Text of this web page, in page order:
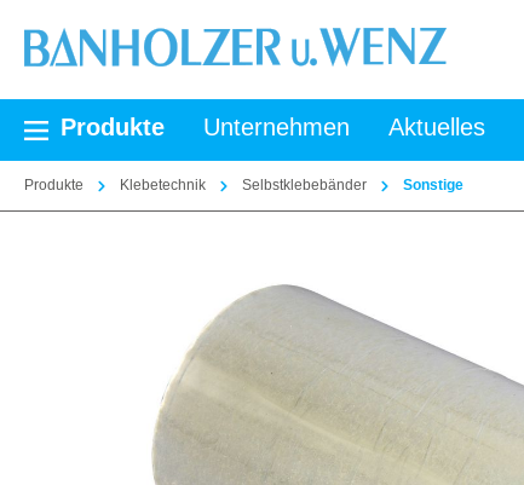
Zur Hauptnavigation springen
Produkte Unternehmen Aktuelles
Produkte Klebetechnik Selbstklebebänder Sonstige